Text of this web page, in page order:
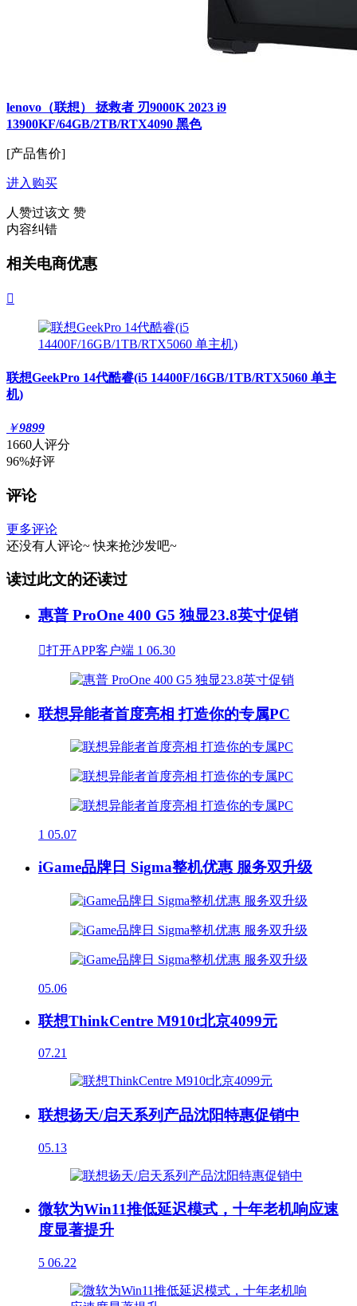
lenovo（联想） 拯救者 刃9000K 2023 i9
13900KF/64GB/2TB/RTX4090 黑色
[产品售价]
进入购买
人赞过该文 赞
内容纠错
相关电商优惠

联想GeekPro 14代酷睿(i5 14400F/16GB/1TB/RTX5060 单主
机)
￥9899
1660人评分
96%好评
评论
更多评论
还没有人评论~ 快来抢沙发吧~
读过此文的还读过
惠普 ProOne 400 G5 独显23.8英寸促销
打开APP客户端 1 06.30
联想异能者首度亮相 打造你的专属PC
1 05.07
iGame品牌日 Sigma整机优惠 服务双升级
05.06
联想ThinkCentre M910t北京4099元
07.21
联想扬天/启天系列产品沈阳特惠促销中
05.13
微软为Win11推低延迟模式，十年老机响应速
度显著提升
5 06.22